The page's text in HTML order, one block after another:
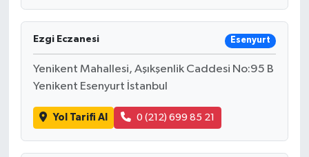
Ezgi Eczanesi Esenyurt
Yenikent Mahallesi, Aşıkşenlik Caddesi No:95 B
Yenikent Esenyurt İstanbul
Yol Tarifi Al 0 (212) 699 85 21